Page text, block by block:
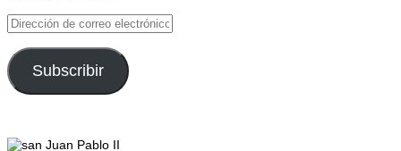
Dirección
de
correo
electrónico
Subscribir